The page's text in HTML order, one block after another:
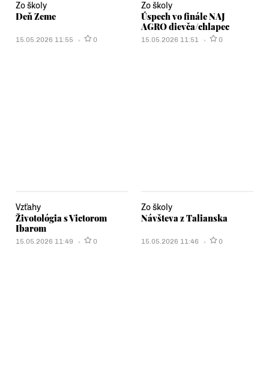
Zo školy
Deň Zeme
15.05.2026 11:55 0
Zo školy
Úspech vo finále NAJ
AGRO dievča/chlapec
15.05.2026 11:51 0
Vzťahy
Životológia s Victorom
Ibarom
15.05.2026 11:49 0
Zo školy
Návšteva z Talianska
15.05.2026 11:46 0